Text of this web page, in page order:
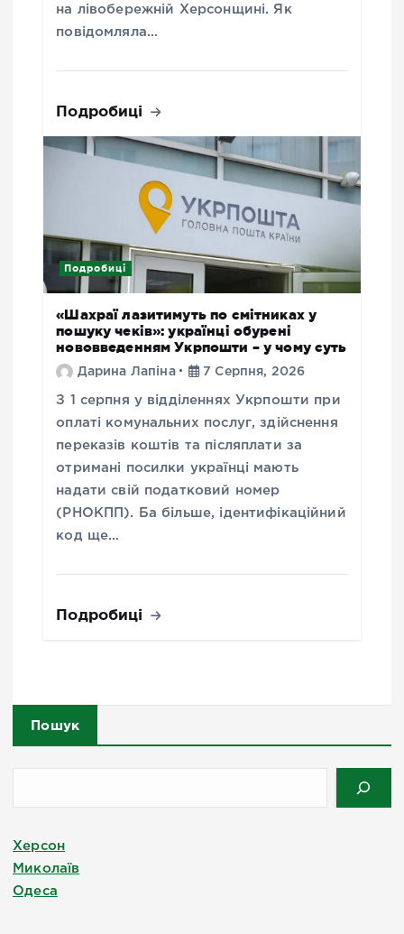
на лівобережній Херсонщині. Як
повідомляла…
Подробиці
Подробиці
«Шахраї лазитимуть по смітниках у
пошуку чеків»: українці обурені
нововведенням Укрпошти – у чому суть
Дарина Лапіна 7 Серпня, 2026
З 1 серпня у відділеннях Укрпошти при
оплаті комунальних послуг, здійснення
переказів коштів та післяплати за
отримані посилки українці мають
надати свій податковий номер
(РНОКПП). Ба більше, ідентифікаційний
код ще…
Подробиці
Пошук
Херсон
Миколаїв
Одеса